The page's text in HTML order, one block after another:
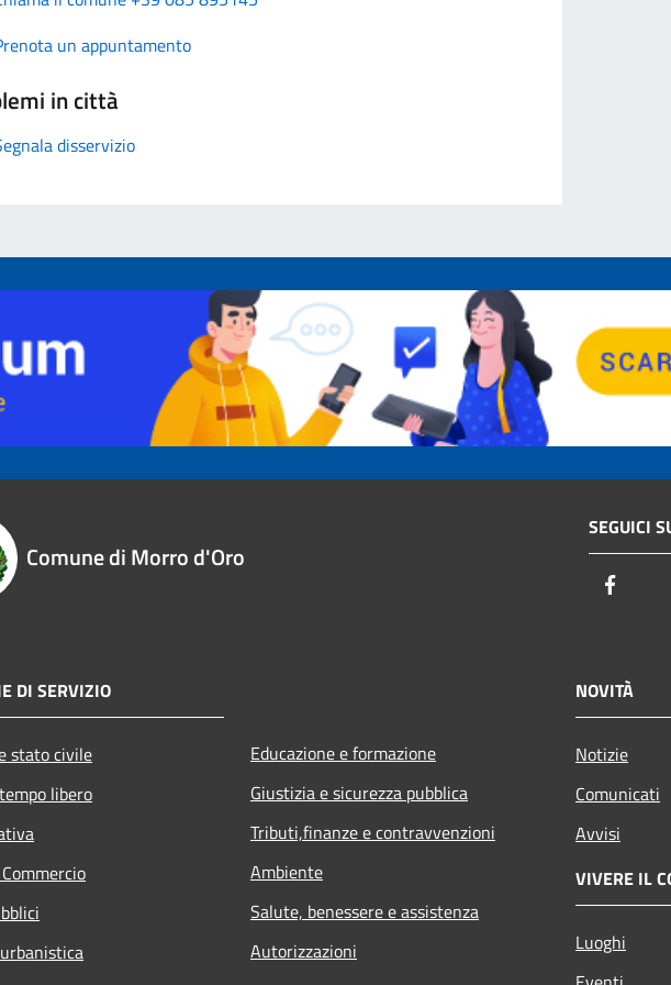
un appuntamento
in città
disservizio
Comune di Morro d'Oro
SEGUICI
DI SERVIZIO
stato civile
libero
Educazione e formazione
Giustizia e sicurezza pubblica
Tributi,finanze e contravvenzioni
Ambiente
Salute, benessere e assistenza
Autorizzazioni
NOVITÀ
Notizie
Comunicati
Avvisi
VIVERE IL
Luoghi